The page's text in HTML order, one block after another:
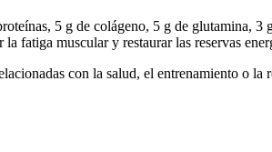
5 g de colágeno, 5 g de glutamina,
fatiga muscular y restaurar las reservas
con la salud, el entrenamiento o